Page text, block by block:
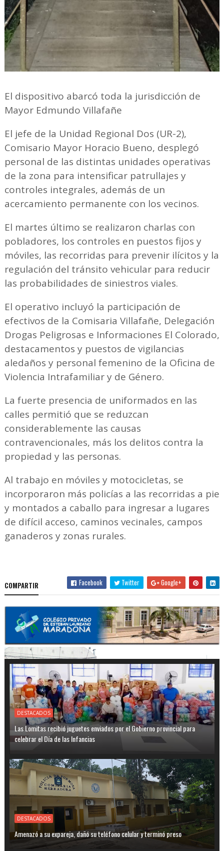
El dispositivo abarcó toda la jurisdicción de
Mayor Edmundo Villafañe
El jefe de la Unidad Regional Dos (UR-2),
Comisario Mayor Horacio Bueno, desplegó
personal de las distintas unidades operativas
de la zona para intensificar patrullajes y
controles integrales, además de un
acercamiento permanente con los vecinos.
El martes último se realizaron charlas con
pobladores, los controles en puestos fijos y
móviles, las recorridas para prevenir ilícitos y la
regulación del tránsito vehicular para reducir
las probabilidades de siniestros viales.
El operativo incluyó la participación de
efectivos de la Comisaria Villafañe, Delegación
Drogas Peligrosas e Informaciones El Colorado,
destacamentos y puestos de vigilancias
aledaños y personal femenino de la Oficina de
Violencia Intrafamiliar y de Género.
La fuerte presencia de uniformados en las
calles permitió que se reduzcan
considerablemente las causas
contravencionales, más los delitos contra la
propiedad y las personas.
Al trabajo en móviles y motocicletas, se
incorporaron más policías a las recorridas a pie
y montados a caballo para ingresar a lugares
de difícil acceso, caminos vecinales, campos
ganaderos y zonas rurales.
COMPARTIR Facebook Twitter Google+
DESTACADOS
Las Lomitas recibió juguetes enviados por el Gobierno provincial para
celebrar el Día de las Infancias
DESTACADOS
Amenazó a su expareja, dañó su teléfono celular y terminó preso